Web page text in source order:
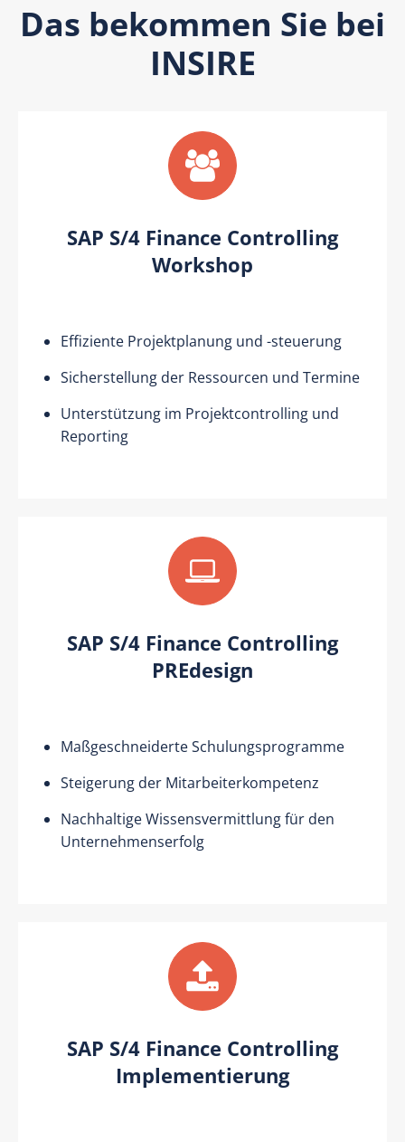
Das bekommen Sie bei
INSIRE
SAP S/4 Finance Controlling
Workshop
Effiziente Projektplanung und -steuerung
Sicherstellung der Ressourcen und Termine
Unterstützung im Projektcontrolling und
Reporting
SAP S/4 Finance Controlling
PREdesign
Maßgeschneiderte Schulungsprogramme
Steigerung der Mitarbeiterkompetenz
Nachhaltige Wissensvermittlung für den
Unternehmenserfolg
SAP S/4 Finance Controlling
Implementierung